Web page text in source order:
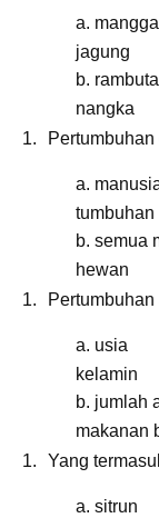
a.
jagung
b.
nangka
a.
tumbuhan
b.
hewan
a.
kelamin
b.
makanan
Yang
a.